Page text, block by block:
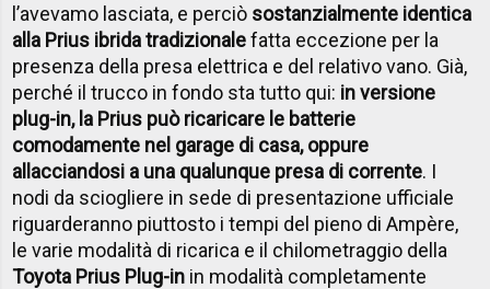
l’avevamo lasciata, e perciò sostanzialmente identica
alla Prius ibrida tradizionalefatta eccezione per la
presenza della presa elettrica e del relativo vano. Già,
perché il trucco in fondo sta tutto qui: in versione
plug-in, la Prius può ricaricare le batterie
comodamente nel garage di casa, oppure
allacciandosi a una qualunque presa di corrente. I
nodi da sciogliere in sede di presentazione ufficiale
riguarderanno piuttosto i tempi del pieno di Ampère,
le varie modalità di ricarica e il chilometraggio della
Toyota Prius Plug-in in modalità completamente